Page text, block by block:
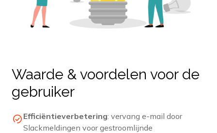
Waarde & voordelen voor de
gebruiker
Efficiëntieverbetering: vervang e-mail door
Slackmeldingen voor gestroomlijnde